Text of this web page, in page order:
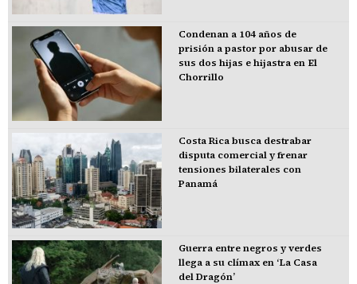
Condenan a 104 años de
prisión a pastor por abusar de
sus dos hijas e hijastra en El
Chorrillo
Costa Rica busca destrabar
disputa comercial y frenar
tensiones bilaterales con
Panamá
Guerra entre negros y verdes
llega a su clímax en ‘La Casa
del Dragón’